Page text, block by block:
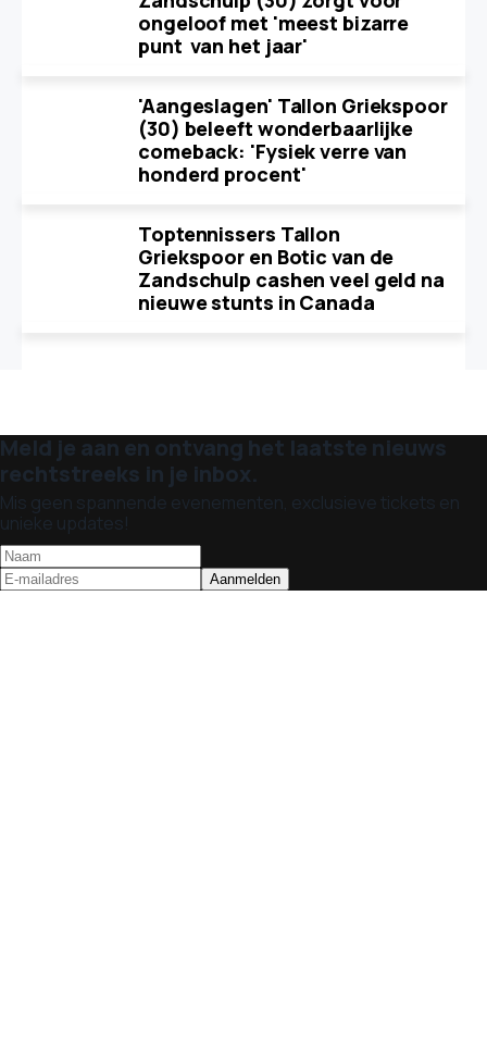
ongeloof met 'meest bizarre
punt van het jaar'
'Aangeslagen' Tallon Griekspoor
(30) beleeft wonderbaarlijke
comeback: 'Fysiek verre van
honderd procent'
Toptennissers Tallon
Griekspoor en Botic van de
Zandschulp cashen veel geld na
nieuwe stunts in Canada
Meld je aan en ontvang het laatste nieuws
rechtstreeks in je inbox.
Mis geen spannende evenementen, exclusieve tickets en
unieke updates!